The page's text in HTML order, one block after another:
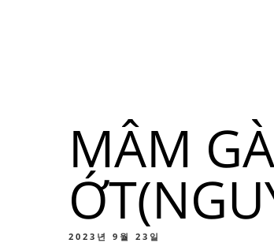
MÂM
2023년 9월 23일